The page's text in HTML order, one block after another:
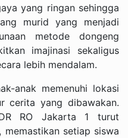
yang ringan sehingga
murid yang menjadi
metode dongeng
imajinasi sekaligus
lebih mendalam.
anak memenuhi lokasi
cerita yang dibawakan.
RO Jakarta 1 turut
memastikan setiap siswa